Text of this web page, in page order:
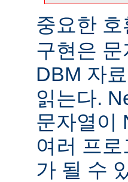
중요한
구현은
DBM 자
읽는다.
문자열이
여러 프
가 될 수